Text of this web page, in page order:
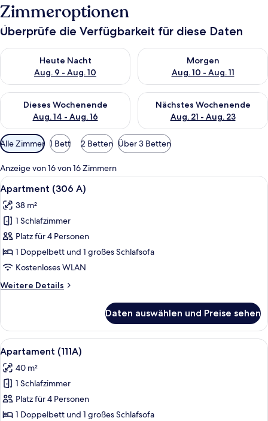
Zimmeroptionen
Überprüfe die Verfügbarkeit für diese Daten
Heute Nacht
Aug. 9 - Aug. 10
Überprüfe die Verfügbarkeit für heute Nacht, Aug. 9 - Aug.
Morgen
Aug. 10 - Aug. 11
Überprüfe die Verfügbarkeit
Dieses Wochenende
Aug. 14 - Aug. 16
Überprüfe die Verfügbarkeit für dieses Wochenende, Aug. 14
Nächstes Wochenende
Aug. 21 - Aug. 23
Überprüfe die Verfügbarkeit
Verfügbare
Filter
für
Zimmer
Alle Zimmer 1 Bett 2 Betten Über 3 Betten
Anzeige von 16 von 16 Zimmern
Alle
Fotos
für
Apartment
(306
A)
anzeigen
Ein modernes Wohnzimmer mit
12
Apartment (306 A)
38 m²
1 Schlafzimmer
Platz für 4 Personen
1 Doppelbett und 1 großes Schlafsofa
Kostenloses WLAN
Weitere Details
Weitere
(306
A)
Daten auswählen und Preise sehen
Alle
Fotos
für
Apartament
(111A)
anzeigen
Ein modernes Wohnzimmer mit
10
Apartament (111A)
40 m²
1 Schlafzimmer
Platz für 4 Personen
1 Doppelbett und 1 großes Schlafsofa